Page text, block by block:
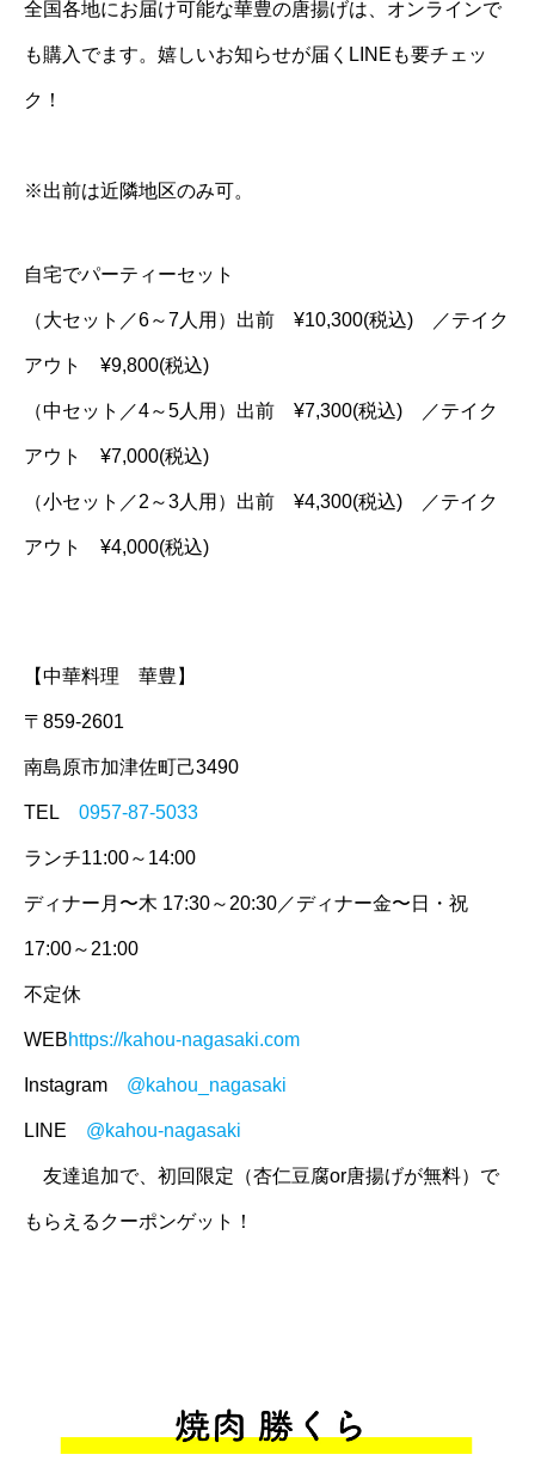
全国各地にお届け可能な華豊の唐揚げは、オンラインで
も購入でます。嬉しいお知らせが届くLINEも要チェッ
ク！
※出前は近隣地区のみ可。
自宅でパーティーセット
（大セット／6～7人用）出前 ¥10,300(税込) ／テイク
アウト ¥9,800(税込)
（中セット／4～5人用）出前 ¥7,300(税込) ／テイク
アウト ¥7,000(税込)
（小セット／2～3人用）出前 ¥4,300(税込) ／テイク
アウト ¥4,000(税込)
【中華料理 華豊】
〒859-2601
南島原市加津佐町己3490
TEL 0957-87-5033
ランチ11:00～14:00
ディナー月〜木 17:30～20:30／ディナー金〜日・祝
17:00～21:00
不定休
WEBhttps://kahou-nagasaki.com
Instagram @kahou_nagasaki
LINE @kahou-nagasaki
友達追加で、初回限定（杏仁豆腐or唐揚げが無料）で
もらえるクーポンゲット！